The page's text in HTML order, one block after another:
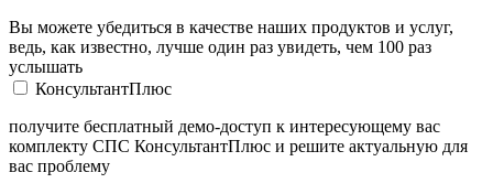
Вы можете убедиться в качестве наших продуктов и услуг,
ведь, как известно, лучше один раз увидеть, чем 100 раз
услышать
КонсультантПлюс
получите бесплатный демо-доступ к интересующему вас
комплекту СПС КонсультантПлюс и решите актуальную для
вас проблему